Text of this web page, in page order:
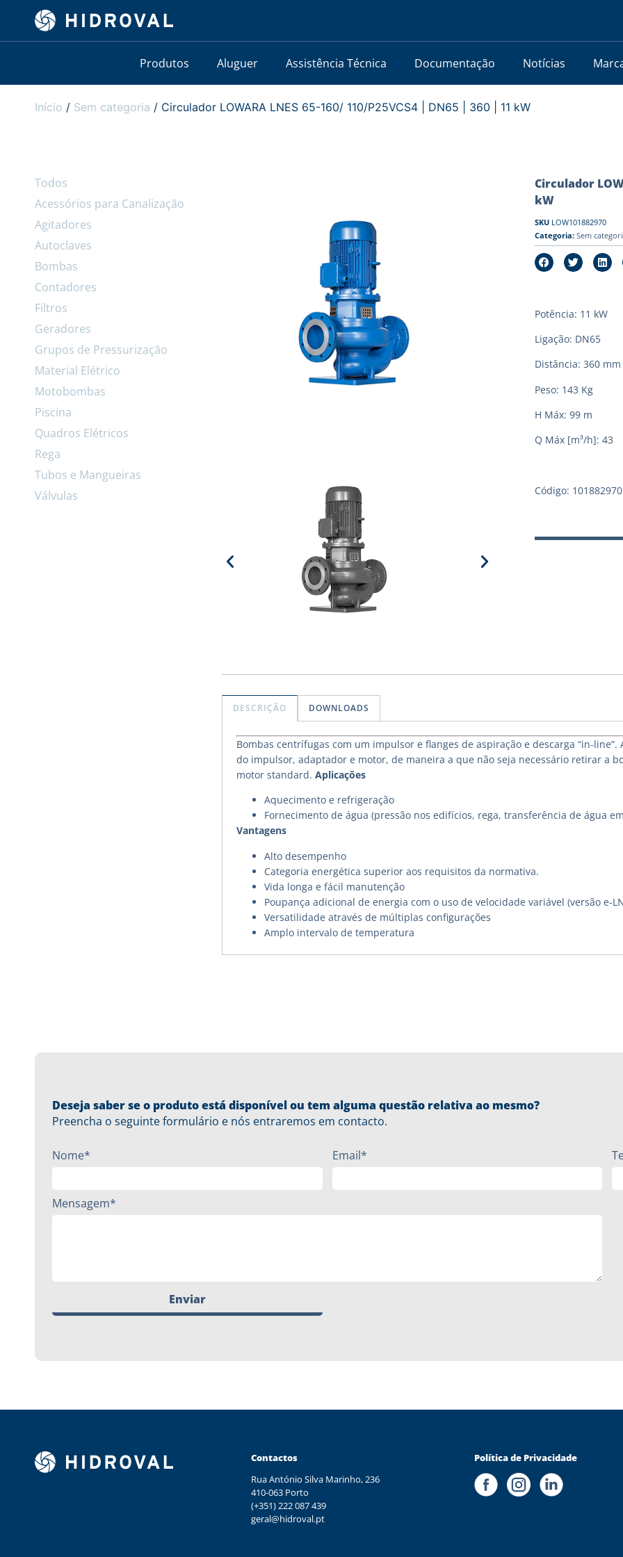
Produtos Aluguer Assistência Técnica Documentação Notícias
Início / Sem categoria / Circulador LOWARA LNES 65-160/ 110/P25VCS4 | DN65 | 360 | 11 kW
Todos
Acessórios para Canalização
Agitadores
Autoclaves
Bombas
Contadores
Filtros
Geradores
Grupos de Pressurização
Material Elétrico
Motobombas
Piscina
Quadros Elétricos
Rega
Tubos e Mangueiras
Válvulas
Circulador
kW
SKU LOW101882970
Categoria: Sem
Potência: 11 kW
Ligação: DN65
Distância: 360 mm
Peso: 143 Kg
H Máx: 99 m
Q Máx [m³/h]: 43
Código: 101882970
DESCRIÇÃO DOWNLOADS
Bombas centrífugas com um impulsor e flanges de aspiração e descarga “in-
do impulsor, adaptador e motor, de maneira a que não seja necessário retirar a
motor standard. Aplicações
Aquecimento e refrigeração
Fornecimento de água (pressão nos edifícios, rega, transferência de água
Vantagens
Alto desempenho
Categoria energética superior aos requisitos da normativa.
Vida longa e fácil manutenção
Poupança adicional de energia com o uso de velocidade variável (versão e-
Versatilidade através de múltiplas configurações
Amplo intervalo de temperatura
Deseja saber se o produto está disponível ou tem alguma questão relativa ao mesmo?
Preencha o seguinte formulário e nós entraremos em contacto.
Nome* Email*
Mensagem*
Enviar
Contactos
Rua António Silva Marinho, 236
410-063 Porto
(+351) 222 087 439
geral@hidroval.pt
Política de Privacidade